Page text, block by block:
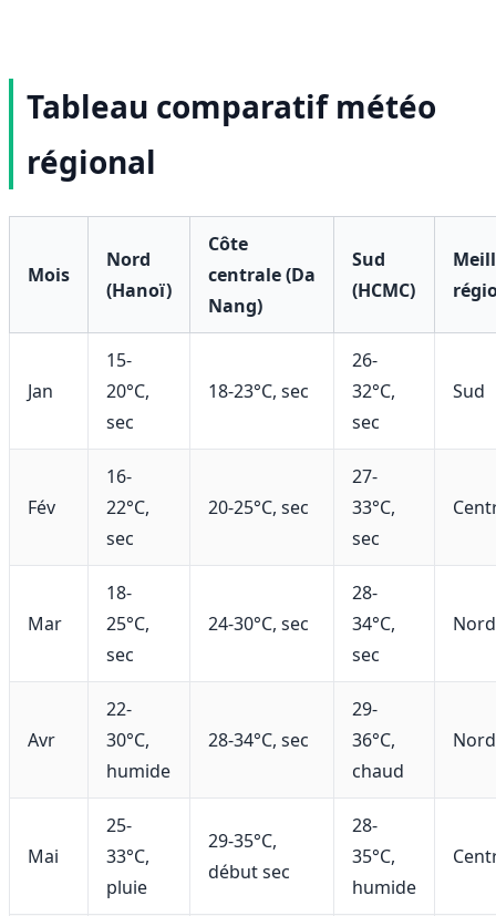
Tableau comparatif météo
régional
Mois
Nord
(Hanoï)
Côte
centrale (Da
Nang)
Sud
(HCMC)
Jan
15-
20°C,
sec
18-23°C, sec
26-
32°C,
sec
Sud
Fév
16-
22°C,
sec
20-25°C, sec
27-
33°C,
sec
Mar
18-
25°C,
sec
24-30°C, sec
28-
34°C,
sec
Nord
Avr
22-
30°C,
humide
28-34°C, sec
29-
36°C,
chaud
Mai
25-
33°C,
pluie
29-35°C,
début sec
28-
35°C,
humide